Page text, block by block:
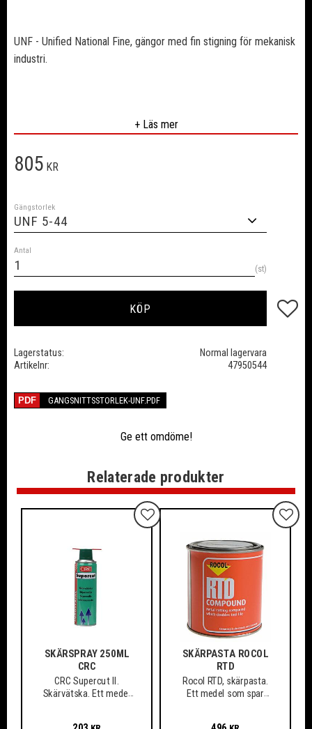
UNF - Unified National Fine, gängor med fin stigning för mekanisk
industri.
+ Läs mer
805 KR
Gängstorlek
Antal
st
KÖP Lägg
Lagerstatus
Normal lagervara
Artikelnr
47950544
GANGSNITTSSTORLEK-UNF.PDF
Ge ett omdöme!
Relaterade produkter
SKÄRSPRAY 250ML
CRC
CRC Supercut II.
Skärvätska. Ett medel
Lägg till i favoriter
SKÄRPASTA ROCOL
RTD
Rocol RTD, skärpasta.
Ett medel som spar
Lägg